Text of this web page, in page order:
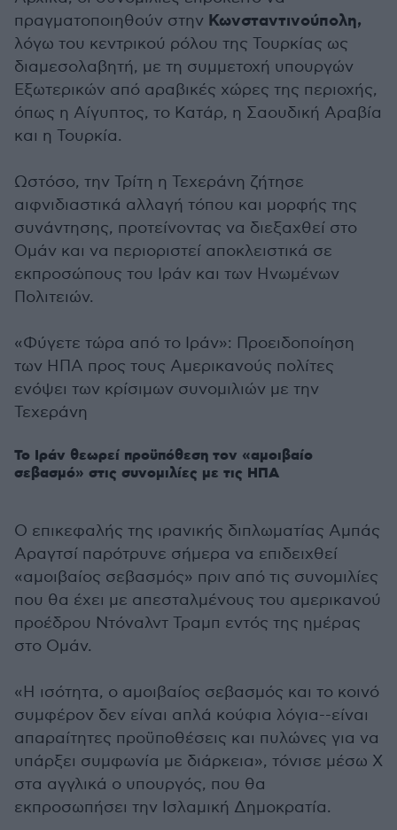
πραγματοποιηθούν στην Κωνσταντινούπολη,
λόγω του κεντρικού ρόλου της Τουρκίας ως
διαμεσολαβητή, με τη συμμετοχή υπουργών
Εξωτερικών από αραβικές χώρες της περιοχής,
όπως η Αίγυπτος, το Κατάρ, η Σαουδική Αραβία
και η Τουρκία.
Ωστόσο, την Τρίτη η Τεχεράνη ζήτησε
αιφνιδιαστικά αλλαγή τόπου και μορφής της
συνάντησης, προτείνοντας να διεξαχθεί στο
Ομάν και να περιοριστεί αποκλειστικά σε
εκπροσώπους του Ιράν και των Ηνωμένων
Πολιτειών.
«Φύγετε τώρα από το Ιράν»: Προειδοποίηση
των ΗΠΑ προς τους Αμερικανούς πολίτες
ενόψει των κρίσιμων συνομιλιών με την
Τεχεράνη
Το Ιράν θεωρεί προϋπόθεση τον «αμοιβαίο
σεβασμό» στις συνομιλίες με τις ΗΠΑ
Ο επικεφαλής της ιρανικής διπλωματίας Αμπάς
Αραγτσί παρότρυνε σήμερα να επιδειχθεί
«αμοιβαίος σεβασμός» πριν από τις συνομιλίες
που θα έχει με απεσταλμένους του αμερικανού
προέδρου Ντόναλντ Τραμπ εντός της ημέρας
στο Ομάν.
«Η ισότητα, ο αμοιβαίος σεβασμός και το κοινό
συμφέρον δεν είναι απλά κούφια λόγια--είναι
απαραίτητες προϋποθέσεις και πυλώνες για να
υπάρξει συμφωνία με διάρκεια», τόνισε μέσω X
στα αγγλικά ο υπουργός, που θα
εκπροσωπήσει την Ισλαμική Δημοκρατία.